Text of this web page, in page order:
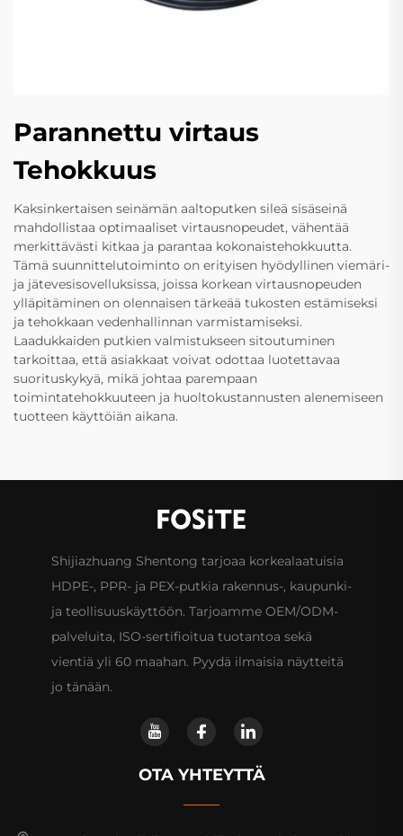
Parannettu virtaus
Tehokkuus
Kaksinkertaisen seinämän aaltoputken sileä sisäseinä
mahdollistaa optimaaliset virtausnopeudet, vähentää
merkittävästi kitkaa ja parantaa kokonaistehokkuutta.
Tämä suunnittelutoiminto on erityisen hyödyllinen viemäri-
ja jätevesisovelluksissa, joissa korkean virtausnopeuden
ylläpitäminen on olennaisen tärkeää tukosten estämiseksi
ja tehokkaan vedenhallinnan varmistamiseksi.
Laadukkaiden putkien valmistukseen sitoutuminen
tarkoittaa, että asiakkaat voivat odottaa luotettavaa
suorituskykyä, mikä johtaa parempaan
toimintatehokkuuteen ja huoltokustannusten alenemiseen
tuotteen käyttöiän aikana.
Shijiazhuang Shentong tarjoaa korkealaatuisia
HDPE-, PPR- ja PEX-putkia rakennus-, kaupunki-
ja teollisuuskäyttöön. Tarjoamme OEM/ODM-
palveluita, ISO-sertifioitua tuotantoa sekä
vientiä yli 60 maahan. Pyydä ilmaisia näytteitä
jo tänään.
OTA YHTEYTTÄ